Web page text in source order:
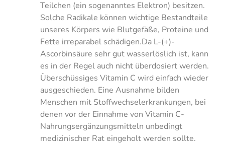
Teilchen (ein sogenanntes Elektron) besitzen.
Solche Radikale können wichtige Bestandteile
unseres Körpers wie Blutgefäße, Proteine und
Fette irreparabel schädigen.Da L-(+)-
Ascorbinsäure sehr gut wasserlöslich ist, kann
es in der Regel auch nicht überdosiert werden.
Überschüssiges Vitamin C wird einfach wieder
ausgeschieden. Eine Ausnahme bilden
Menschen mit Stoffwechselerkrankungen, bei
denen vor der Einnahme von Vitamin C-
Nahrungsergänzungsmitteln unbedingt
medizinischer Rat eingeholt werden sollte.